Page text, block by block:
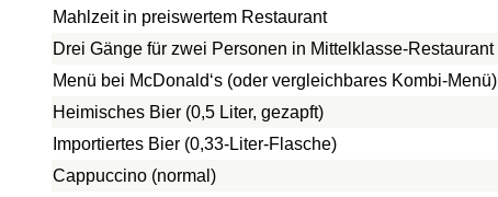
Mahlzeit in preiswertem Restaurant
Drei Gänge für zwei Personen in Mittelklasse-Restaurant
Menü bei McDonald‘s (oder vergleichbares Kombi-Menü)
Heimisches Bier (0,5 Liter, gezapft)
Importiertes Bier (0,33-Liter-Flasche)
Cappuccino (normal)